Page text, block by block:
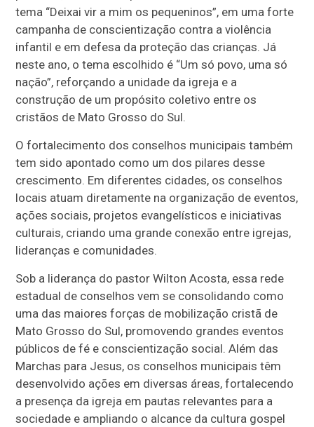
tema “Deixai vir a mim os pequeninos”, em uma forte
campanha de conscientização contra a violência
infantil e em defesa da proteção das crianças. Já
neste ano, o tema escolhido é “Um só povo, uma só
nação”, reforçando a unidade da igreja e a
construção de um propósito coletivo entre os
cristãos de Mato Grosso do Sul.
O fortalecimento dos conselhos municipais também
tem sido apontado como um dos pilares desse
crescimento. Em diferentes cidades, os conselhos
locais atuam diretamente na organização de eventos,
ações sociais, projetos evangelísticos e iniciativas
culturais, criando uma grande conexão entre igrejas,
lideranças e comunidades.
Sob a liderança do pastor Wilton Acosta, essa rede
estadual de conselhos vem se consolidando como
uma das maiores forças de mobilização cristã de
Mato Grosso do Sul, promovendo grandes eventos
públicos de fé e conscientização social. Além das
Marchas para Jesus, os conselhos municipais têm
desenvolvido ações em diversas áreas, fortalecendo
a presença da igreja em pautas relevantes para a
sociedade e ampliando o alcance da cultura gospel